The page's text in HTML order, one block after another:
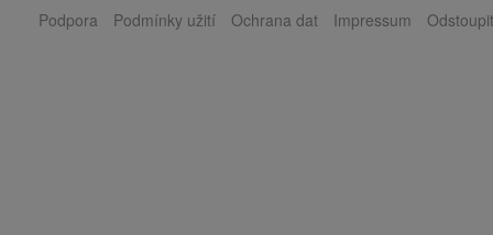
Podpora Podmínky užití Ochrana dat Impressum